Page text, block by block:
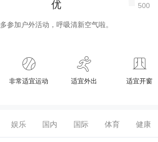
优
多参加户外活动，呼吸清新空气啦。
非常适宜运动 适宜外出 适宜开窗
娱乐 国内 国际 体育 健康